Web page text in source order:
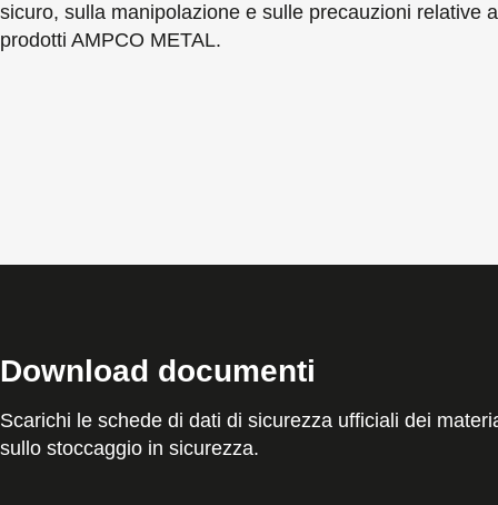
sicuro, sulla manipolazione e sulle precauzioni relative
prodotti AMPCO METAL.
Download documenti
Scarichi le schede di dati di sicurezza ufficiali dei
sullo stoccaggio in sicurezza.